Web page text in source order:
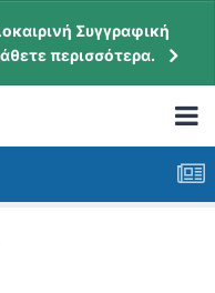
Συγγραφική
περισσότερα.